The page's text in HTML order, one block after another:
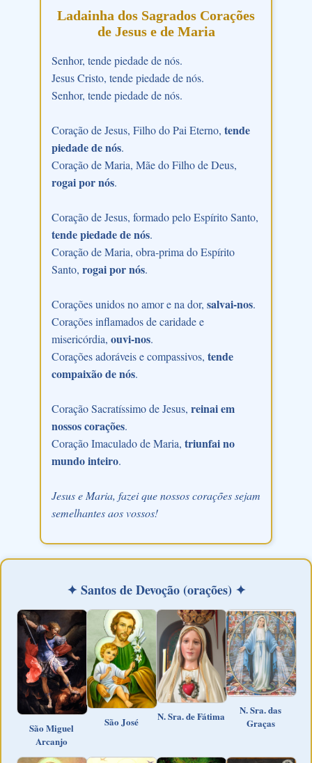
Ladainha dos Sagrados Corações
de Jesus e de Maria
Senhor, tende piedade de nós.
Jesus Cristo, tende piedade de nós.
Senhor, tende piedade de nós.
Coração de Jesus, Filho do Pai Eterno, tende
piedade de nós.
Coração de Maria, Mãe do Filho de Deus,
rogai por nós.
Coração de Jesus, formado pelo Espírito Santo,
tende piedade de nós.
Coração de Maria, obra-prima do Espírito
Santo, rogai por nós.
Corações unidos no amor e na dor, salvai-nos.
Corações inflamados de caridade e
misericórdia, ouvi-nos.
Corações adoráveis e compassivos, tende
compaixão de nós.
Coração Sacratíssimo de Jesus, reinai em
nossos corações.
Coração Imaculado de Maria, triunfai no
mundo inteiro.
Jesus e Maria, fazei que nossos corações sejam
semelhantes aos vossos!
✦ Santos de Devoção (orações) ✦
São Miguel
Arcanjo
São José N. Sra. de Fátima
N. Sra. das
Graças